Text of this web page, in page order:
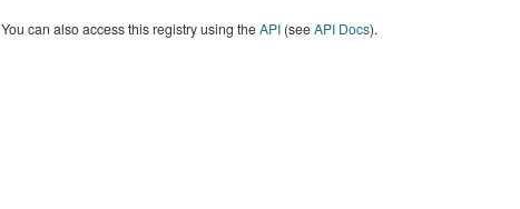
You can also access this registry using theAPI(seeAPI Docs).